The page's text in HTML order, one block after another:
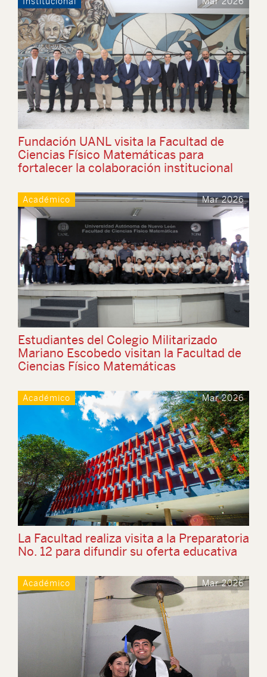
Fundación UANL visita la Facultad de
Ciencias Físico Matemáticas para
fortalecer la colaboración institucional
Académico Mar 2026
Estudiantes del Colegio Militarizado
Mariano Escobedo visitan la Facultad de
Ciencias Físico Matemáticas
Académico Mar 2026
La Facultad realiza visita a la Preparatoria
No. 12 para difundir su oferta educativa
Académico Mar 2026